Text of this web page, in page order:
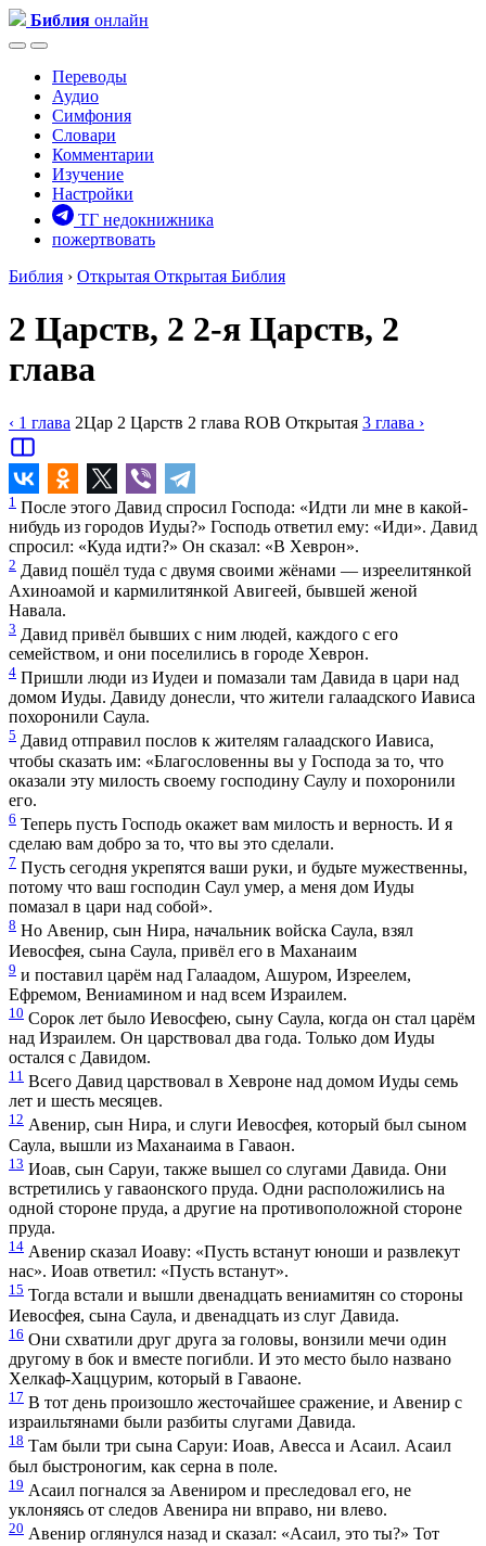
Библия онлайн
Переводы
Аудио
Симфония
Словари
Комментарии
Изучение
Настройки
ТГ недокнижника
пожертвовать
Библия › Открытая Открытая Библия
2 Царств, 2 2-я Царств, 2
глава
‹ 1 глава 2Цар 2 Царств 2 глава ROB Открытая 3 глава ›
1 После этого Давид спросил Господа: «Идти ли мне в какой-
нибудь из городов Иуды?» Господь ответил ему: «Иди». Давид
спросил: «Куда идти?» Он сказал: «В Хеврон».
2 Давид пошёл туда с двумя своими жёнами — изреелитянкой
Ахиноамой и кармилитянкой Авигеей, бывшей женой
Навала.
3 Давид привёл бывших с ним людей, каждого с его
семейством, и они поселились в городе Хеврон.
4 Пришли люди из Иудеи и помазали там Давида в цари над
домом Иуды. Давиду донесли, что жители галаадского Иависа
похоронили Саула.
5 Давид отправил послов к жителям галаадского Иависа,
чтобы сказать им: «Благословенны вы у Господа за то, что
оказали эту милость своему господину Саулу и похоронили
его.
6 Теперь пусть Господь окажет вам милость и верность. И я
сделаю вам добро за то, что вы это сделали.
7 Пусть сегодня укрепятся ваши руки, и будьте мужественны,
потому что ваш господин Саул умер, а меня дом Иуды
помазал в цари над собой».
8 Но Авенир, сын Нира, начальник войска Саула, взял
Иевосфея, сына Саула, привёл его в Маханаим
9 и поставил царём над Галаадом, Ашуром, Изреелем,
Ефремом, Вениамином и над всем Израилем.
10 Сорок лет было Иевосфею, сыну Саула, когда он стал царём
над Израилем. Он царствовал два года. Только дом Иуды
остался с Давидом.
11 Всего Давид царствовал в Хевроне над домом Иуды семь
лет и шесть месяцев.
12 Авенир, сын Нира, и слуги Иевосфея, который был сыном
Саула, вышли из Маханаима в Гаваон.
13 Иоав, сын Саруи, также вышел со слугами Давида. Они
встретились у гаваонского пруда. Одни расположились на
одной стороне пруда, а другие на противоположной стороне
пруда.
14 Авенир сказал Иоаву: «Пусть встанут юноши и развлекут
нас». Иоав ответил: «Пусть встанут».
15 Тогда встали и вышли двенадцать вениамитян со стороны
Иевосфея, сына Саула, и двенадцать из слуг Давида.
16 Они схватили друг друга за головы, вонзили мечи один
другому в бок и вместе погибли. И это место было названо
Хелкаф-Хаццурим, который в Гаваоне.
17 В тот день произошло жесточайшее сражение, и Авенир с
израильтянами были разбиты слугами Давида.
18 Там были три сына Саруи: Иоав, Авесса и Асаил. Асаил
был быстроногим, как серна в поле.
19 Асаил погнался за Авениром и преследовал его, не
уклоняясь от следов Авенира ни вправо, ни влево.
20 Авенир оглянулся назад и сказал: «Асаил, это ты?» Тот